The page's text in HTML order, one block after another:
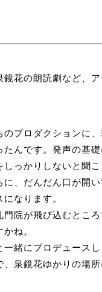
花の朗読劇など、
プロダクションに
んです。発声の基
っかりしないと聞
、だんだん口が開
なります。
院が飛び込むとこ
ね。
緒にプロデュース
泉鏡花ゆかりの場